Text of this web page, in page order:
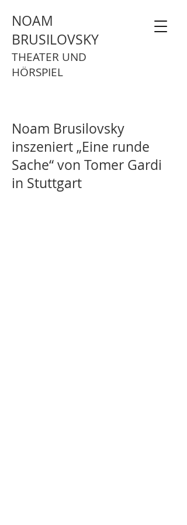
NOAM
BRUSILOVSKY
THEATER UND
HÖRSPIEL
Noam Brusilovsky
inszeniert „Eine runde
Sache“ von Tomer Gardi
in Stuttgart